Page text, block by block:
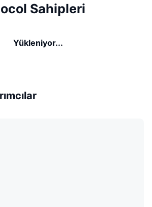
Sahipleri
Yükleniyor...